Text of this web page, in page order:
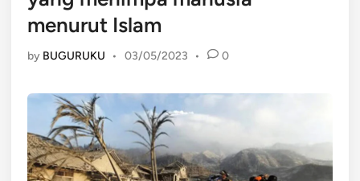
menurut Islam
by BUGURUKU • 03/05/2023 • 0